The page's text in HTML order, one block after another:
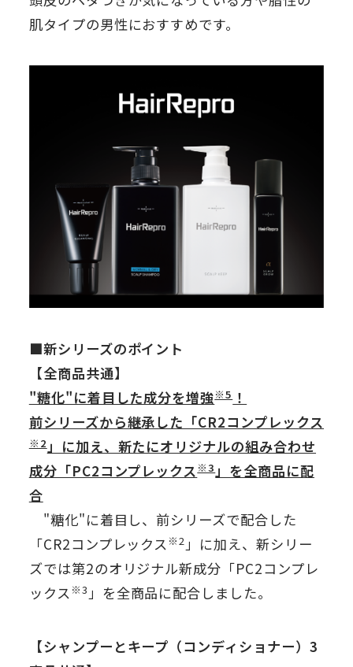
肌タイプの男性におすすめです。
■新シリーズのポイント
【全商品共通】
"糖化"に着目した成分を増強※5！
前シリーズから継承した「CR2コンプレックス
※2」に加え、新たにオリジナルの組み合わせ
成分「PC2コンプレックス※3」を全商品に配
合
"糖化"に着目し、前シリーズで配合した
「CR2コンプレックス ※2」に加え、新シリー
ズでは第2のオリジナル新成分「PC2コンプレ
ックス ※3」を全商品に配合しました。
【シャンプーとキープ（コンディショナー）3